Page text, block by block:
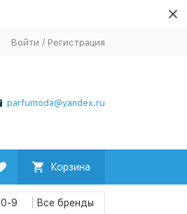
Войти / Регистрация
parfumoda@yandex.ru
Корзина
0-9